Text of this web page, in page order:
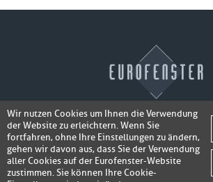
Wir nutzen Cookies um Ihnen die Verwendung
der Website zu erleichtern. Wenn Sie
fortfahren, ohne Ihre Einstellungen zu ändern,
gehen wir davon aus, dass Sie der Verwendung
aller Cookies auf der Eurofenster-Website
zustimmen. Sie können Ihre Cookie-
Fotos der Fenster/Elemente per
senden und ein Super-Angebotinkl.
bis 100,- EURGutschrift erhalten!
© 2026 Eurofenster
Webdesign byWebidea